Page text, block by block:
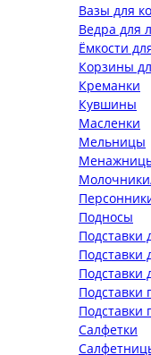
Вазы для
Ведра для
Ёмкости
Корзины
Креманки
Кувшины
Масленки
Мельницы
Подносы
Подставки
Подставки
Подставки
Подставки
Подставки
Салфетки